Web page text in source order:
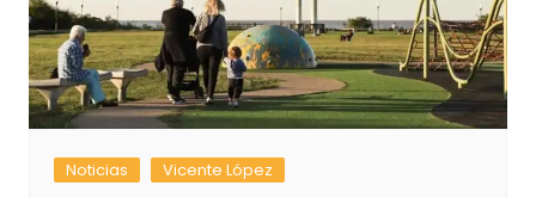
Noticias Vicente López